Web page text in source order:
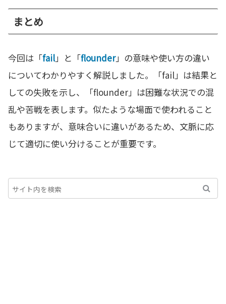
まとめ
今回は「fail」と「flounder」の意味や使い方の違い
についてわかりやすく解説しました。「fail」は結果と
しての失敗を示し、「flounder」は困難な状況での混
乱や苦戦を表します。似たような場面で使われること
もありますが、意味合いに違いがあるため、文脈に応
じて適切に使い分けることが重要です。